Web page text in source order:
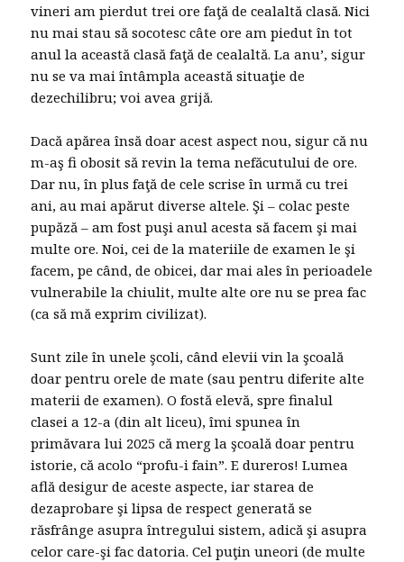
vineri am pierdut trei ore faţă de cealaltă clasă. Nici
nu mai stau să socotesc câte ore am piedut în tot
anul la această clasă faţă de cealaltă. La anu’, sigur
nu se va mai întâmpla această situaţie de
dezechilibru; voi avea grijă.
Dacă apărea însă doar acest aspect nou, sigur că nu
m-aş fi obosit să revin la tema nefăcutului de ore.
Dar nu, în plus faţă de cele scrise în urmă cu trei
ani, au mai apărut diverse altele. Şi – colac peste
pupăză – am fost puşi anul acesta să facem şi mai
multe ore. Noi, cei de la materiile de examen le şi
facem, pe când, de obicei, dar mai ales în perioadele
vulnerabile la chiulit, multe alte ore nu se prea fac
(ca să mă exprim civilizat).
Sunt zile în unele şcoli, când elevii vin la şcoală
doar pentru orele de mate (sau pentru diferite alte
materii de examen). O fostă elevă, spre finalul
clasei a 12-a (din alt liceu), îmi spunea în
primăvara lui 2025 că merg la şcoală doar pentru
istorie, că acolo “profu-i fain”. E dureros! Lumea
află desigur de aceste aspecte, iar starea de
dezaprobare şi lipsa de respect generată se
răsfrânge asupra întregului sistem, adică şi asupra
celor care-şi fac datoria. Cel puţin uneori (de multe